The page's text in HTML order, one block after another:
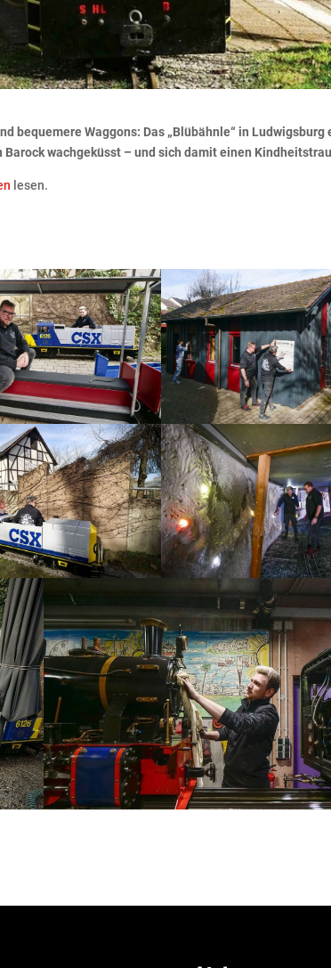
bequemere Waggons: Das „Blübähnle“ in Ludwigsburg
wachgeküsst – und sich damit einen
lesen.